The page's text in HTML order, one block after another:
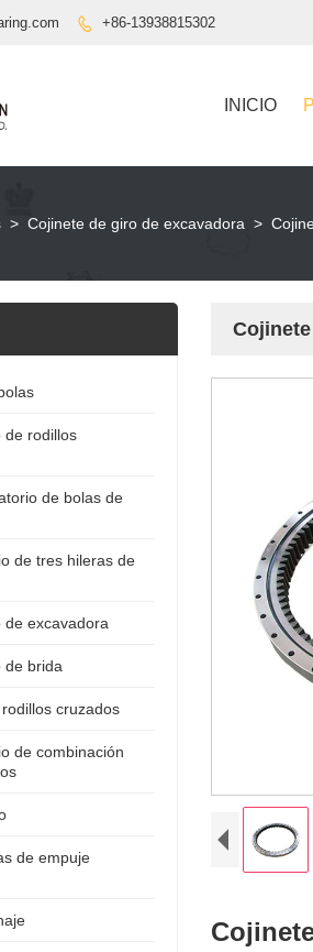
 +86-13938815302
INICIO
> Cojinete de giro de excavadora >
de rodillos
de bolas de
de tres hileras de
de excavadora
de brida
cruzados
de combinación
de empuje